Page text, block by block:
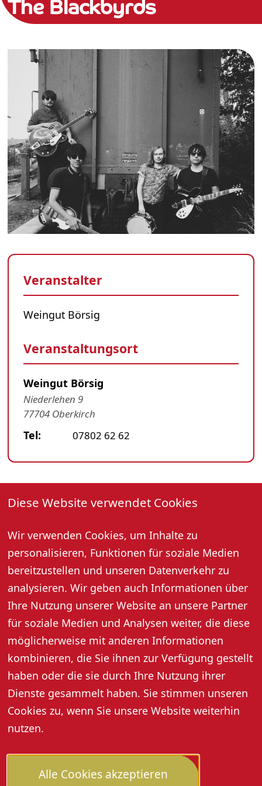
Diese Website verwendet Cookies
Wir verwenden Cookies, um Inhalte zu
personalisieren, Funktionen für soziale Medien
bereitzustellen und unseren Datenverkehr zu
analysieren. Wir geben auch Informationen über
Ihre Nutzung unserer Website an unsere Partner
für soziale Medien und Analysen weiter, die diese
möglicherweise mit anderen Informationen
kombinieren, die Sie ihnen zur Verfügung gestellt
haben oder die sie durch Ihre Nutzung ihrer
Dienste gesammelt haben. Sie stimmen unseren
Cookies zu, wenn Sie unsere Website weiterhin
nutzen.
Alle Cookies akzeptieren
The Blackbyrds
Weingut Börsig · Niederlehen 9 · 77704 Oberkirch-
Tiergarten
Samstag, 28. Februar, Einlass: 18.00 Uhr
Die Tributeband hat sich der britischen
Sixtiesbewegung verschrieben.
Veranstalter
Weingut Börsig
Veranstaltungsort
Weingut Börsig
Niederlehen 9
77704 Oberkirch
Tel: 07802 62 62